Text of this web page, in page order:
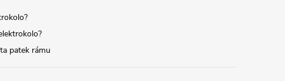
patek rámu